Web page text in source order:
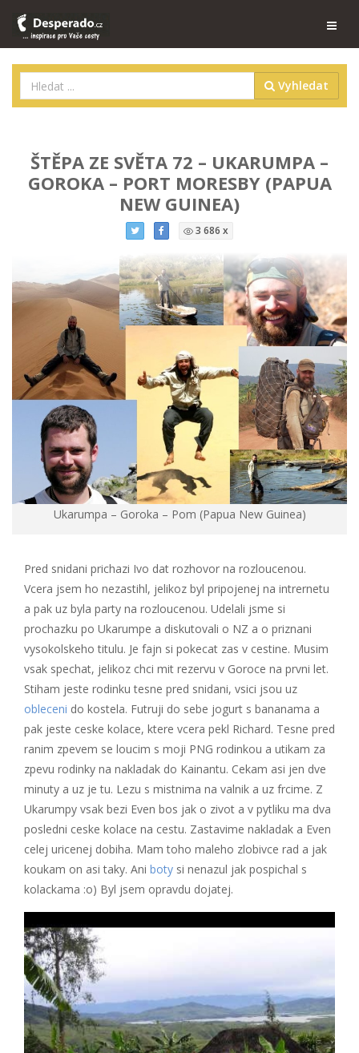
Vyhledat
ŠTĚPA ZE SVĚTA 72 – UKARUMPA –
GOROKA – PORT MORESBY (PAPUA
NEW GUINEA)
3 686 x
Ukarumpa – Goroka – Pom (Papua New Guinea)
Pred snidani prichazi Ivo dat rozhovor na rozloucenou.
Vcera jsem ho nezastihl, jelikoz byl pripojenej na intrernetu
a pak uz byla party na rozloucenou. Udelali jsme si
prochazku po Ukarumpe a diskutovali o NZ a o priznani
vysokolskeho titulu. Je fajn si pokecat zas v cestine. Musim
vsak spechat, jelikoz chci mit rezervu v Goroce na prvni let.
Stiham jeste rodinku tesne pred snidani, vsici jsou uz
obleceni do kostela. Futruji do sebe jogurt s bananama a
pak jeste ceske kolace, ktere vcera pekl Richard. Tesne pred
ranim zpevem se loucim s moji PNG rodinkou a utikam za
zpevu rodinky na nakladak do Kainantu. Cekam asi jen dve
minuty a uz je tu. Lezu s mistnima na valnik a uz frcime. Z
Ukarumpy vsak bezi Even bos jak o zivot a v pytliku ma dva
posledni ceske kolace na cestu. Zastavime nakladak a Even
celej uricenej dobiha. Mam toho maleho zlobivce rad a jak
koukam on asi taky. Ani boty si nenazul jak pospichal s
kolackama :o) Byl jsem opravdu dojatej.